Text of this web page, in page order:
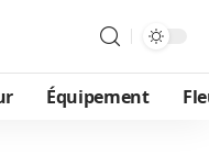
Équipement